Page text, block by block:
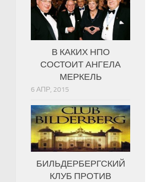
В КАКИХ НПО
СОСТОИТ АНГЕЛА
МЕРКЕЛЬ
6 АПР, 2015
БИЛЬДЕРБЕРГСКИЙ
КЛУБ ПРОТИВ